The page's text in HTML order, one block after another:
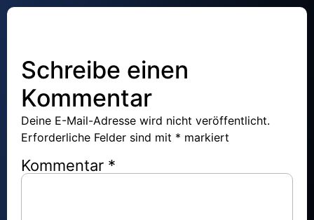
Schreibe einen
Kommentar
Deine E-Mail-Adresse wird nicht veröffentlicht.
Erforderliche Felder sind mit * markiert
Kommentar *